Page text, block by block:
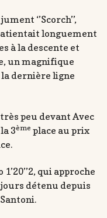
‘’Scorch’’,
longuement
à la descente et
un magnifique
la dernière ligne
peu devant Avec
3ème place au prix
qui approche
détenu depuis